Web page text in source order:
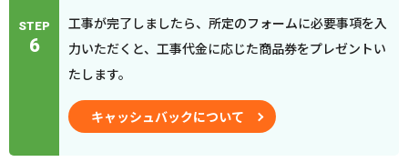
STEP
6
工事が完了しましたら、所定のフォームに必要事項を入
力いただくと、工事代金に応じた商品券をプレゼントい
たします。
キャッシュバックについて